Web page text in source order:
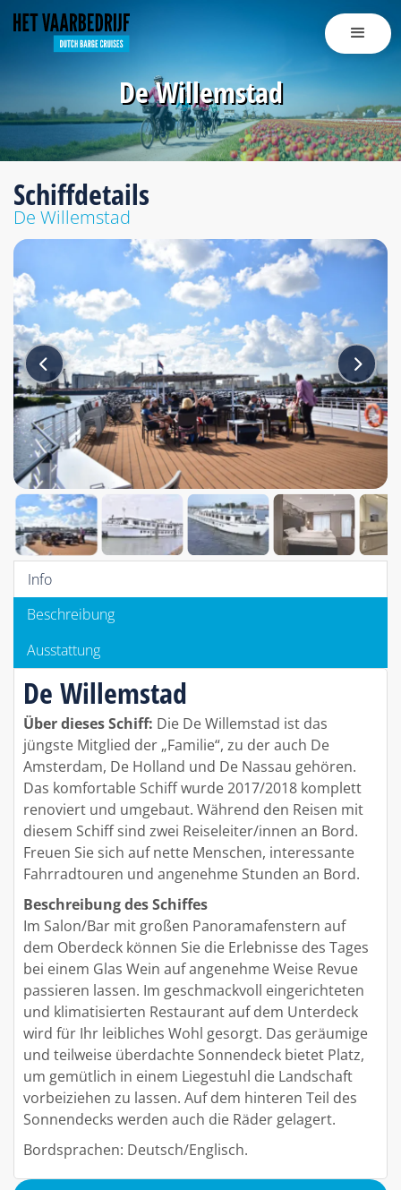
De Willemstad
Schiffdetails
De Willemstad
Info
Beschreibung
Ausstattung
De Willemstad
Über dieses Schiff: Die De Willemstad ist das
jüngste Mitglied der „Familie“, zu der auch De
Amsterdam, De Holland und De Nassau gehören.
Das komfortable Schiff wurde 2017/2018 komplett
renoviert und umgebaut. Während den Reisen mit
diesem Schiff sind zwei Reiseleiter/innen an Bord.
Freuen Sie sich auf nette Menschen, interessante
Fahrradtouren und angenehme Stunden an Bord.
Beschreibung des Schiffes
Im Salon/Bar mit großen Panoramafenstern auf
dem Oberdeck können Sie die Erlebnisse des Tages
bei einem Glas Wein auf angenehme Weise Revue
passieren lassen. Im geschmackvoll eingerichteten
und klimatisierten Restaurant auf dem Unterdeck
wird für Ihr leibliches Wohl gesorgt. Das geräumige
und teilweise überdachte Sonnendeck bietet Platz,
um gemütlich in einem Liegestuhl die Landschaft
vorbeiziehen zu lassen. Auf dem hinteren Teil des
Sonnendecks werden auch die Räder gelagert.
Bordsprachen: Deutsch/Englisch.